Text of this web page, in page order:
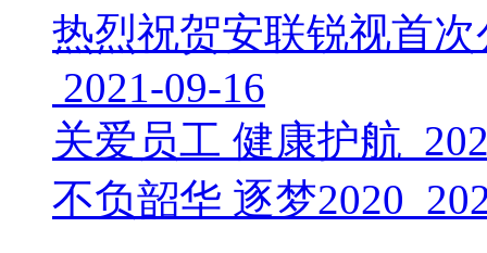
热烈祝贺安联锐视首
2021-09-16
关爱员工 健康护航
不负韶华 逐梦2020